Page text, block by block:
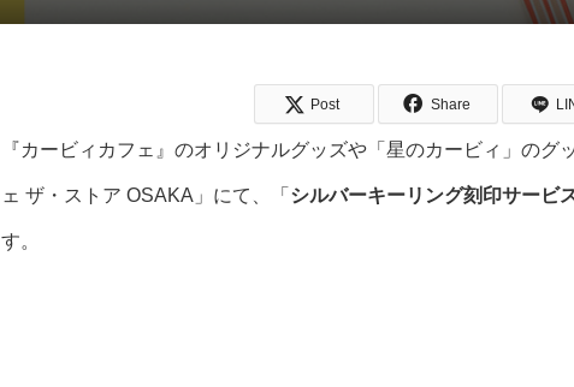
Post Share
『カービィカフェ』のオリジナルグッズや「星のカービィ」のグ
ェ ザ・ストア OSAKA」にて、「 シルバーキーリング刻印サービ
す。